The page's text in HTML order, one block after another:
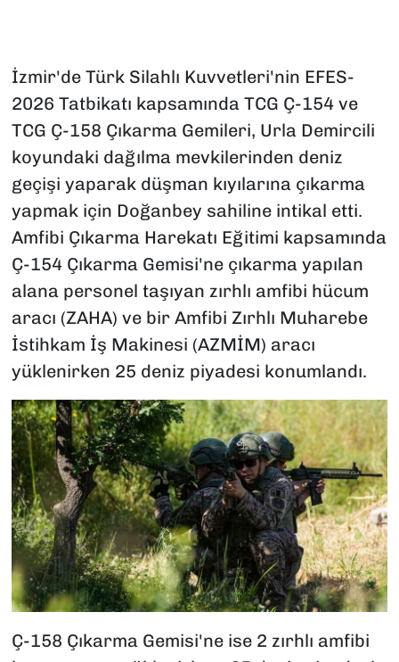
İzmir'de Türk Silahlı Kuvvetleri'nin EFES-
2026 Tatbikatı kapsamında TCG Ç-154 ve
TCG Ç-158 Çıkarma Gemileri, Urla Demircili
koyundaki dağılma mevkilerinden deniz
geçişi yaparak düşman kıyılarına çıkarma
yapmak için Doğanbey sahiline intikal etti.
Amfibi Çıkarma Harekatı Eğitimi kapsamında
Ç-154 Çıkarma Gemisi'ne çıkarma yapılan
alana personel taşıyan zırhlı amfibi hücum
aracı (ZAHA) ve bir Amfibi Zırhlı Muharebe
İstihkam İş Makinesi (AZMİM) aracı
yüklenirken 25 deniz piyadesi konumlandı.
Ç-158 Çıkarma Gemisi'ne ise 2 zırhlı amfibi